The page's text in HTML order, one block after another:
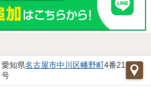
愛知県名古屋市中川区幡野町4番21
号